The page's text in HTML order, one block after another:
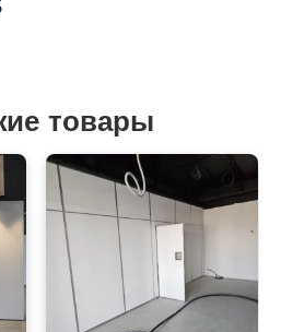
товары